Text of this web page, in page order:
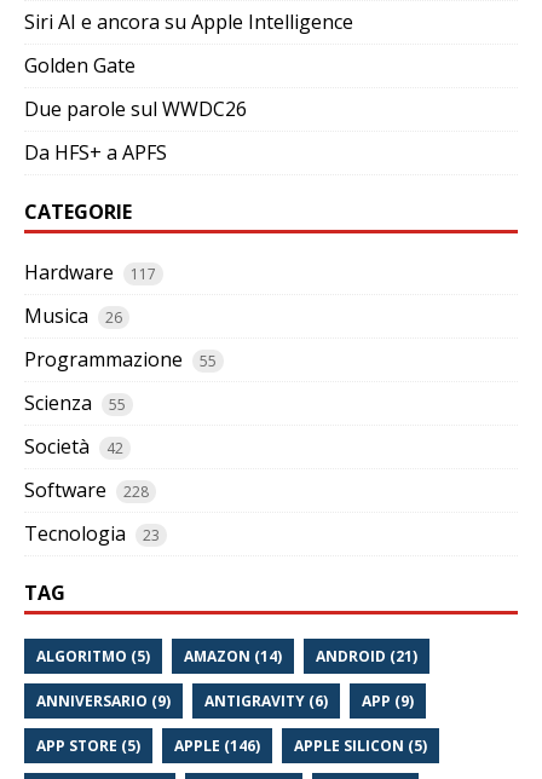
Siri AI e ancora su Apple Intelligence
Golden Gate
Due parole sul WWDC26
Da HFS+ a APFS
CATEGORIE
Hardware 117
Musica 26
Programmazione 55
Scienza 55
Società 42
Software 228
Tecnologia 23
TAG
ALGORITMO (5) AMAZON (14) ANDROID (21)
ANNIVERSARIO (9) ANTIGRAVITY (6) APP (9)
APP STORE (5) APPLE (146) APPLE SILICON (5)